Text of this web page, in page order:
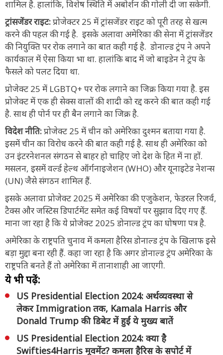
शामिल है. हालांकि, विशेष स्थिति में अबोर्शन की गोली दी जा सकेगी.
ट्रांसजेंडर राइट:प्रोजेक्टर 25 में ट्रांसजेंडर राइट को पूरी तरह से खत्म
करने की पहल की गई है. इसके अलावा अमेरिका की सेना में ट्रांसजेंडर
की नियुक्ति पर रोक लगाने का बात कही गई है. डोनाल्ड ट्रंप ने अपने
कार्यकाल में ऐसा किया भा था. हालांकि बाद में जो बाइडेन ने ट्रंप के
फैसले को पलट दिया था.
प्रोजेक्ट 25 में LGBTQ+ पर रोक लगाने का जिक्र किया गया है. इस
प्रोजेक्ट में एक ही सेक्स वालों की शादी को रद्द करने की बात कही गई
है. साथ ही पोर्न पर ही बैन लगाने का जिक्र है.
विदेश नीति:प्रोजेक्ट 25 में चीन को अमेरिका दुश्मन बताया गया है.
इसमें चीन का विरोध करने की बात कही गई है. साथ ही अमेरिका को
उन इंटरनेशनल संगठन से बाहर हो चाहिए जो देश के हित में ना हों.
मसलन, इसमें वर्ल्ड हेल्थ ऑर्गनाइजेशन (WHO) और यूनाइटेड नेशन्स
(UN) जैसे संगठन शामिल हैं.
इसके अलावा प्रोजेक्ट 2025 में अमेरिका की एजुकेशन, फेडरल रिजर्व,
टैक्स और जस्टिस डिपार्टमेंट समेत कई विषयों पर सुझाव दिए गए हैं.
माना जा रहा है कि ये प्रोजेक्ट 2025 डोनाल्ड ट्रंप का घोषणा पत्र है.
अमेरिका के राष्ट्रपति चुनाव में कमला हैरिस डोनाल्ड ट्रंप के खिलाफ इसे
बड़ा मुद्दा बना रही हैं. कहा जा रहा है कि अगर डोनाल्ड ट्रंप अमेरिका के
राष्ट्रपति बनते हैं तो अमेरिका में तानाशाही आ जाएगी.
ये भी पढ़ें:
US Presidential Election 2024: अर्थव्यवस्था से
लेकर Immigration तक, Kamala Harris और
Donald Trump की डिबेट में हुईं ये मुख्य बातें
US Presidential Election 2024: क्या है
Swifties4Harris मूवमेंट? कमला हैरिस के सपोर्ट में